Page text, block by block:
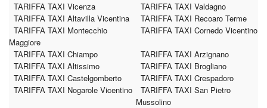
TARIFFA TAXI Vicenza
TARIFFA TAXI Valdagno
TARIFFA TAXI Altavilla Vicentina
TARIFFA TAXI Recoaro Terme
TARIFFA TAXI Montecchio
Maggiore
TARIFFA TAXI Cornedo Vicentino
TARIFFA TAXI Chiampo
TARIFFA TAXI Arzignano
TARIFFA TAXI Altissimo
TARIFFA TAXI Brogliano
TARIFFA TAXI Castelgomberto
TARIFFA TAXI Crespadoro
TARIFFA TAXI Nogarole Vicentino
TARIFFA TAXI San Pietro
Mussolino